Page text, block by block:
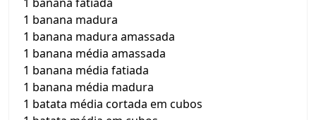
1 banana madura
1 banana madura amassada
1 banana média amassada
1 banana média fatiada
1 banana média madura
1 batata média cortada em cubos